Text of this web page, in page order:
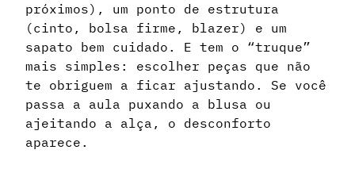
próximos), um ponto de estrutura
(cinto, bolsa firme, blazer) e um
sapato bem cuidado. E tem o “truque”
mais simples: escolher peças que não
te obriguem a ficar ajustando. Se você
passa a aula puxando a blusa ou
ajeitando a alça, o desconforto
aparece.